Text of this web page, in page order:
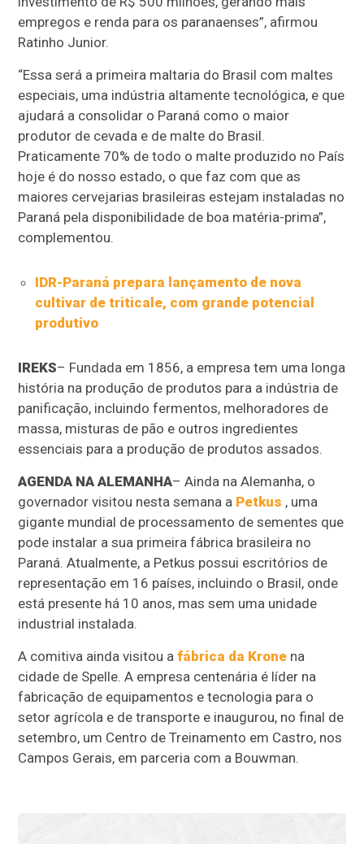
empregos e renda para os paranaenses”, afirmou
Ratinho Junior.
“Essa será a primeira maltaria do Brasil com maltes
especiais, uma indústria altamente tecnológica, e que
ajudará a consolidar o Paraná como o maior
produtor de cevada e de malte do Brasil.
Praticamente 70% de todo o malte produzido no País
hoje é do nosso estado, o que faz com que as
maiores cervejarias brasileiras estejam instaladas no
Paraná pela disponibilidade de boa matéria-prima”,
complementou.
IDR-Paraná prepara lançamento de nova
cultivar de triticale, com grande potencial
produtivo
IREKS– Fundada em 1856, a empresa tem uma longa
história na produção de produtos para a indústria de
panificação, incluindo fermentos, melhoradores de
massa, misturas de pão e outros ingredientes
essenciais para a produção de produtos assados.
AGENDA NA ALEMANHA– Ainda na Alemanha, o
governador visitou nesta semana a Petkus , uma
gigante mundial de processamento de sementes que
pode instalar a sua primeira fábrica brasileira no
Paraná. Atualmente, a Petkus possui escritórios de
representação em 16 países, incluindo o Brasil, onde
está presente há 10 anos, mas sem uma unidade
industrial instalada.
A comitiva ainda visitou afábrica da Krone na
cidade de Spelle. A empresa centenária é líder na
fabricação de equipamentos e tecnologia para o
setor agrícola e de transporte e inaugurou, no final de
setembro, um Centro de Treinamento em Castro, nos
Campos Gerais, em parceria com a Bouwman.